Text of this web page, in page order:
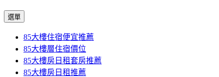
選單
內
容
區
85大樓住宿便宜推薦
85大樓層住宿價位
85大樓房日租套房推薦
85大樓房日租推薦